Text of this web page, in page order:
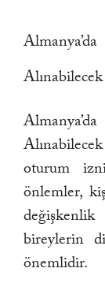
oturum izni
önlemler,
bireylerin
önemlidir.